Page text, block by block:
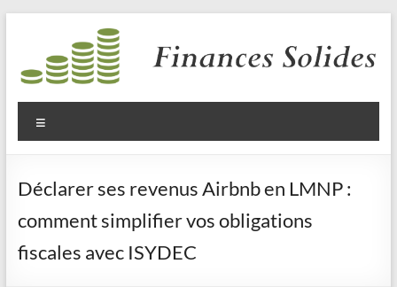
contenu
Finances
Solides
Déclarer ses revenus Airbnb en LMNP :
comment simplifier vos obligations
fiscales avec ISYDEC